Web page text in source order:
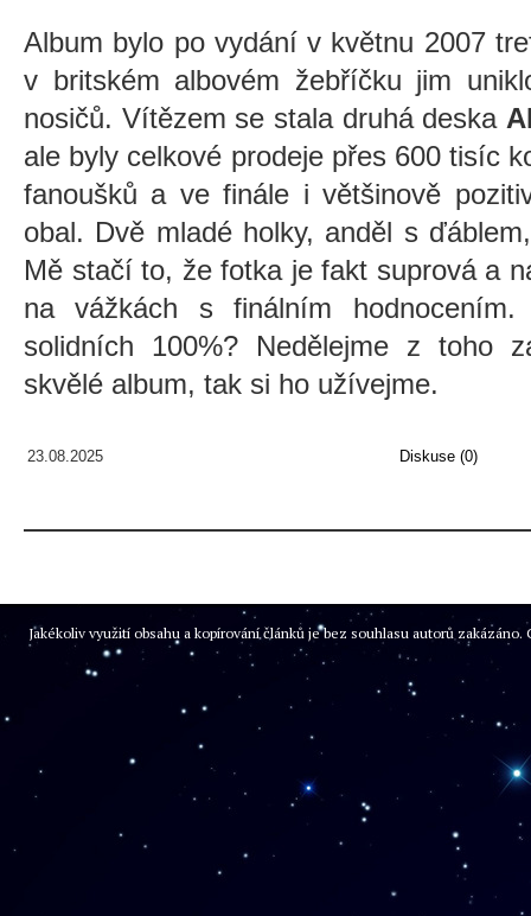
Album bylo po vydání v květnu 2007
v britském albovém žebříčku jim
nosičů. Vítězem se stala druhá deska
ale byly celkové prodeje přes 600 tisíc
fanoušků a ve finále i většinově
obal. Dvě mladé holky, anděl s
Mě stačí to, že fotka je fakt suprová a
na vážkách s finálním
solidních 100%? Nedělejme z toho
skvělé album, tak si ho užívejme.
23.08.2025 Diskuse (0)
Jakékoliv využití obsahu a kopírování článků je bez souhlasu autorů